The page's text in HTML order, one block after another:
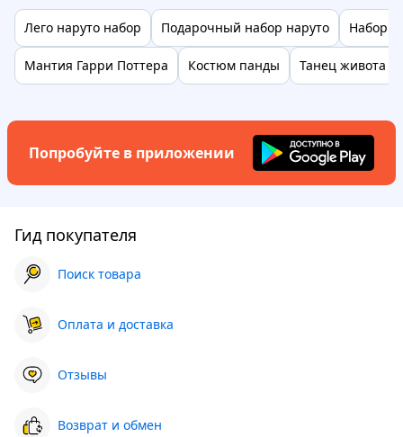
Лего наруто набор Подарочный набор наруто Набор
Мантия Гарри Поттера Костюм панды Танец живота
Попробуйте в приложении
Гид покупателя
Поиск товара
Оплата и доставка
Отзывы
Возврат и обмен